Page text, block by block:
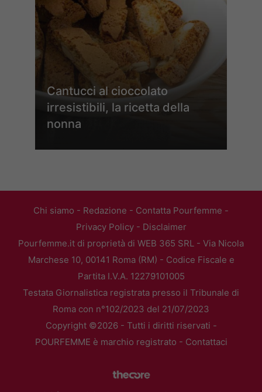
Cantucci al cioccolato
irresistibili, la ricetta della
nonna
Chi siamo - Redazione - Contatta Pourfemme -
Privacy Policy- Disclaimer
Pourfemme.it di proprietà di WEB 365 SRL - Via Nicola
Marchese 10, 00141 Roma (RM) - Codice Fiscale e
Partita I.V.A. 12279101005
Testata Giornalistica registrata presso il Tribunale di
Roma con n°102/2023 del 21/07/2023
Copyright ©2026 - Tutti i diritti riservati -
POURFEMME è marchio registrato - Contattaci